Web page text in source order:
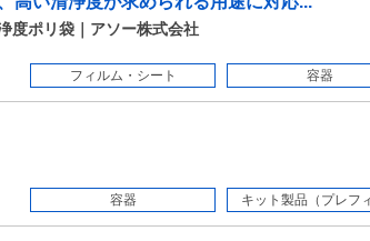
度ポリ袋｜アソー株式会社
フィルム・シート
容器
容器
キット製品（プレフ